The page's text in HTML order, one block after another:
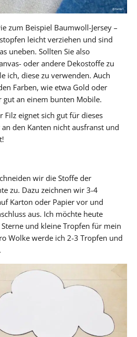
zum Beispiel Baumwoll-Jersey –
leicht verziehen und sind
uneben. Sollten Sie also
oder andere Dekostoffe zu
ich, diese zu verwenden. Auch
Farben, wie etwa Gold oder
gut an einem bunten Mobile.
Filz eignet sich gut für dieses
den Kanten nicht ausfranst und
wir die Stoffe der
zu. Dazu zeichnen wir 3-4
Karton oder Papier vor und
aus. Ich möchte heute
und kleine Tropfen für mein
Wolke werde ich 2-3 Tropfen und